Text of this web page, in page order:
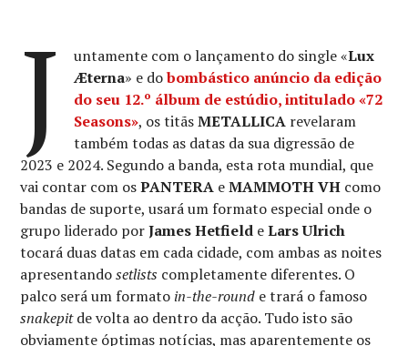
J untamente com o lançamento do single «Lux
Æterna» e dobombástico anúncio da edição
do seu 12.º álbum de estúdio, intitulado«72
Seasons», os titãsMETALLICArevelaram
também todas as datas da sua digressão de
2023 e 2024. Segundo a banda, esta rota mundial, que
vai contar com osPANTERA eMAMMOTH VH como
bandas de suporte, usará um formato especial onde o
grupo liderado porJames Hetfield eLars Ulrich
tocará duas datas em cada cidade, com ambas as noites
apresentandosetlists completamente diferentes. O
palco será um formato in-the-round e trará o famoso
snakepitde volta ao dentro da acção. Tudo isto são
obviamente óptimas notícias, mas aparentemente os